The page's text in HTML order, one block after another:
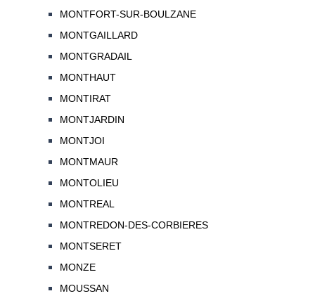
MONTFORT-SUR-BOULZANE
MONTGAILLARD
MONTGRADAIL
MONTHAUT
MONTIRAT
MONTJARDIN
MONTJOI
MONTMAUR
MONTOLIEU
MONTREAL
MONTREDON-DES-CORBIERES
MONTSERET
MONZE
MOUSSAN